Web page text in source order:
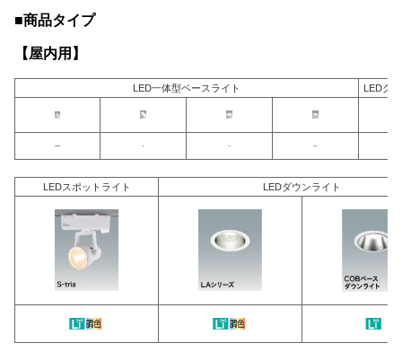
■商品タイプ
【屋内用】
LED一体型ベースライト LEDグ
LEDスポットライト LEDダウンライト